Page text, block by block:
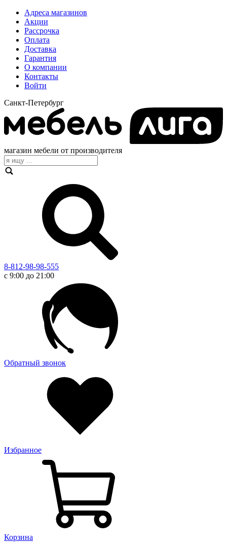
Адреса магазинов
Акции
Рассрочка
Оплата
Доставка
Гарантия
О компании
Контакты
Войти
Санкт-Петербург
магазин мебели от производителя
8-812-98-98-555
с 9:00 до 21:00
Обратный звонок
Избранное
Корзина